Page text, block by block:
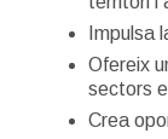
Impulsa
Ofereix
sectors
Crea